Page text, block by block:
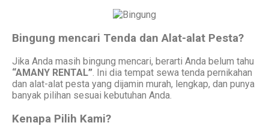
Bingung mencari Tenda dan Alat-alat Pesta?
Jika Anda masih bingung mencari, berarti Anda belum tahu
“AMANY RENTAL”. Ini dia tempat sewa tenda pernikahan
dan alat-alat pesta yang dijamin murah, lengkap, dan punya
banyak pilihan sesuai kebutuhan Anda.
Kenapa Pilih Kami?